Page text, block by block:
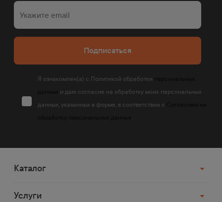
Подписаться
Я ознакомлен(а) с Политикой обработки
и даю согласие на обработку моих персональных
данных, указанных в форме, в соответствии с
.
Каталог
Услуги